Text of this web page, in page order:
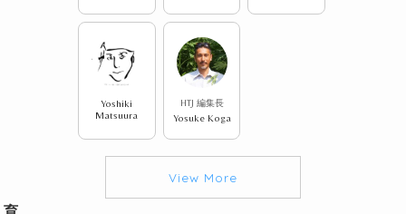
Yoshiki
Matsuura
HTJ 編集長
Yosuke Koga
View More